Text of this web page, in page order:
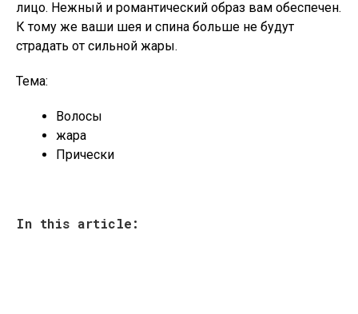
лицо. Нежный и романтический образ вам обеспечен.
К тому же ваши шея и спина больше не будут
страдать от сильной жары.
Тема:
Волосы
жара
Прически
In this article: